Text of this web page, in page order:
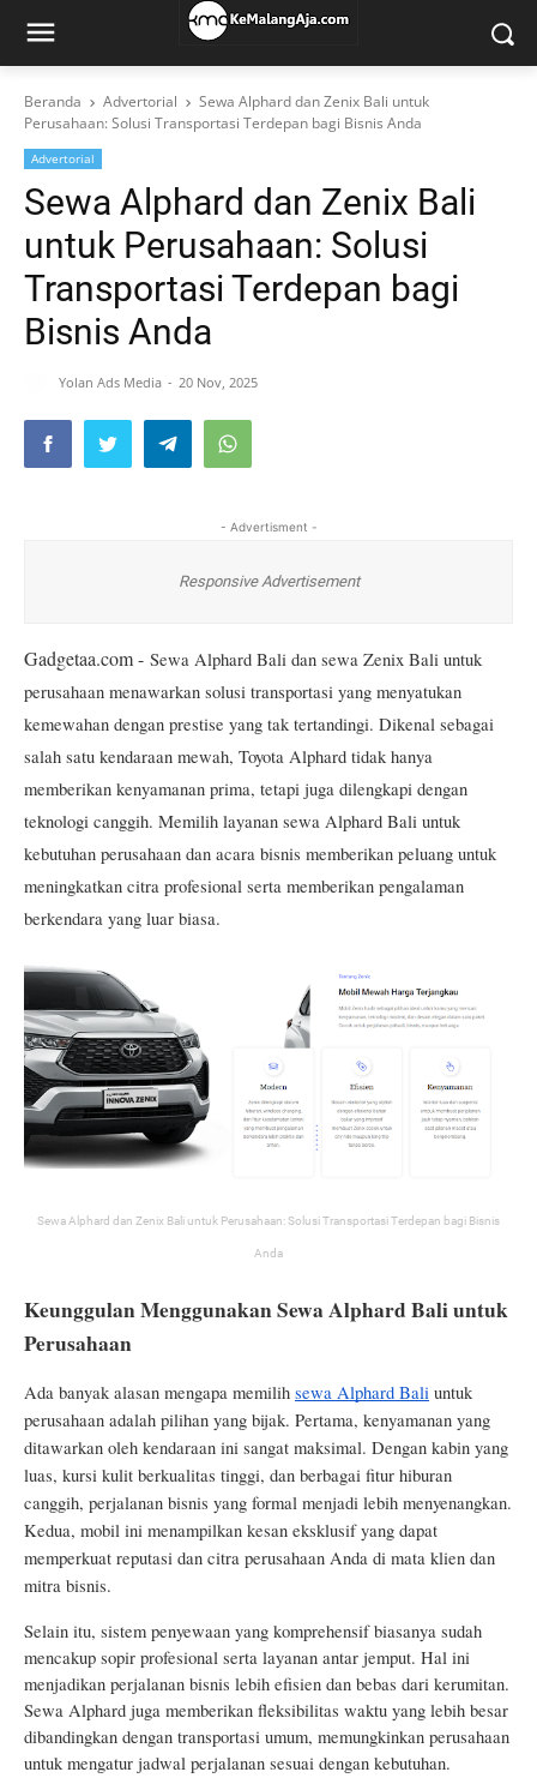
Beranda Advertorial
Sewa Alphard dan Zenix Bali untuk
Perusahaan: Solusi Transportasi Terdepan bagi Bisnis Anda
Advertorial
Sewa Alphard dan Zenix Bali
untuk Perusahaan: Solusi
Transportasi Terdepan bagi
Bisnis Anda
Yolan Ads Media 20 Nov, 2025
- Advertisment -
Responsive Advertisement
Gadgetaa.com - Sewa Alphard Bali dan sewa Zenix Bali untuk
perusahaan menawarkan solusi transportasi yang menyatukan
kemewahan dengan prestise yang tak tertandingi. Dikenal sebagai
salah satu kendaraan mewah, Toyota Alphard tidak hanya
memberikan kenyamanan prima, tetapi juga dilengkapi dengan
teknologi canggih. Memilih layanan sewa Alphard Bali untuk
kebutuhan perusahaan dan acara bisnis memberikan peluang untuk
meningkatkan citra profesional serta memberikan pengalaman
berkendara yang luar biasa.
Sewa Alphard dan Zenix Bali untuk Perusahaan: Solusi Transportasi Terdepan bagi Bisnis
Anda
Keunggulan Menggunakan Sewa Alphard Bali untuk
Perusahaan
Ada banyak alasan mengapa memilih sewa Alphard Bali untuk
perusahaan adalah pilihan yang bijak. Pertama, kenyamanan yang
ditawarkan oleh kendaraan ini sangat maksimal. Dengan kabin yang
luas, kursi kulit berkualitas tinggi, dan berbagai fitur hiburan
canggih, perjalanan bisnis yang formal menjadi lebih menyenangkan.
Kedua, mobil ini menampilkan kesan eksklusif yang dapat
memperkuat reputasi dan citra perusahaan Anda di mata klien dan
mitra bisnis.
Selain itu, sistem penyewaan yang komprehensif biasanya sudah
mencakup sopir profesional serta layanan antar jemput. Hal ini
menjadikan perjalanan bisnis lebih efisien dan bebas dari kerumitan.
Sewa Alphard juga memberikan fleksibilitas waktu yang lebih besar
dibandingkan dengan transportasi umum, memungkinkan perusahaan
untuk mengatur jadwal perjalanan sesuai dengan kebutuhan.